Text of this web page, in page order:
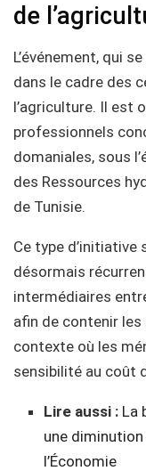
de
L’événement, qui
dans le cadre des
l’agriculture. Il est
professionnels
domaniales, sous
des Ressources
de Tunisie.
Ce type d’initiative
désormais
intermédiaires
afin de contenir
contexte où les
sensibilité au coût
Lire aussi : La
une
l’Économie